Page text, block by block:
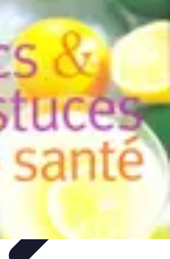
de SpeedcubingAstuces et
et Astuces